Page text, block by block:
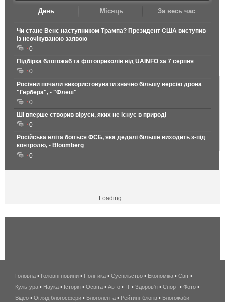
День Місяць За весь час
Чи стане Венс наступником Трампа? Президент США виступив
із неочікуваною заявою
0
Підбірка блогожаб та фотоприколів від UAINFO за 7 серпня
0
Росіяни почали використовувати значно більшу версію дрона
"Гербера", - "Флеш"
0
ШІ вперше створив віруси, яких не існує в природі
0
Російська еліта боїться ФСБ, яка дедалі більше виходить з-під
контролю, - Bloomberg
0
Loading...
беспроводной
интернет
киев
Головна • Головні новини • Політика • Суспільство • Економіка • Світ •
Культура • Наука • Історія • Освіта • Авто • IT • Здоров'я • Спорт • Фото •
Відео • Огляд блогосфери • Блоголента • Рейтинг блогів • Блогожаби